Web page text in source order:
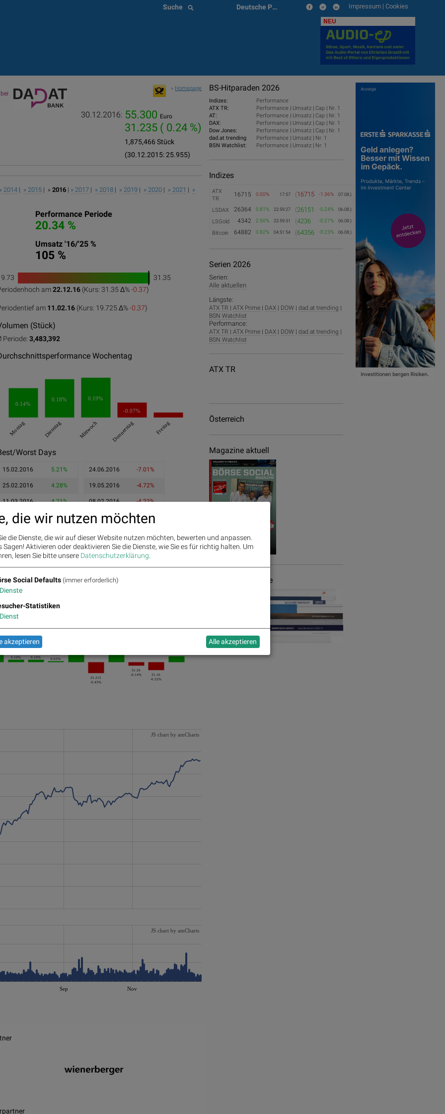
Suche Deutsche Post Impressum | Cookies
NEU
» Homepage
30.12.2016: 55.300 Euro
31.235 ( 0.24 %)
1,875,466 Stück
(30.12.2015: 25.955)
» 2014 | » 2015 | » 2016 | » 2017 | » 2018 | » 2019 | » 2020 | » 2021 | »
Performance Periode
20.34 %
Umsatz '16/'25 %
105 %
1
50 100
31.35
am22.12.16 (Kurs: 31.35 Δ%-0.37)
am 11.02.16 (Kurs: 19.725 Δ%-0.37)
(Stück)
Periode:3,483,392
Wochentag
0.14%
0.18% 0.19%
-0.07%
Montag Dienstag Mittwoch Donnerstag Freitag
Worst Days
15.02.2016 5.21%
25.02.2016 4.28%
11.03.2016 4.21%
24.06.2016 -7.01%
19.05.2016 -4.72%
08.02.2016 -4.22%
0.10%
0.10%
31.19
0.03%
31.215
-0.43%
31.26
-0.14%
31.16
-0.32%
JS chart by amCharts
Sep Nov
JS chart by amCharts
BS-Hitparaden 2026
Indizes:
Performance
ATX TR:
Performance | Umsatz |Cap | Nr. 1
AT:
Performance | Umsatz |Cap | Nr. 1
DAX:
Performance | Umsatz |Cap | Nr. 1
Dow Jones:
Performance | Umsatz |Cap | Nr. 1
dad.at trending
Performance | Umsatz | Nr. 1
BSN Watchlist:
Performance | Umsatz | Nr. 1
Indizes
ATX
TR
16715 0.00% 17:57 (16715 -1.36% 07.08.)
LSDAX 26364 0.81% 22:59:27 (26151 -0.24% 06.08.)
LSGold 4342 2.50% 22:59:31 (4236 -0.27% 06.08.)
Bitcoin 64882 0.82% 04:51:54 (64356 -0.23% 06.08.)
Serien 2026
Serien:
Alle aktuellen
Längste:
ATX TR |ATX Prime | DAX | DOW |dad.at trending |
BSN Watchlist
Performance:
ATX TR |ATX Prime | DAX | DOW |dad.at trending |
BSN Watchlist
ATX TR
Österreich
Magazine aktuell
Geschäftsberichte
die wir nutzen möchten
die Dienste, die wir auf dieser Website nutzen möchten, bewerten und anpassen.
Sagen! Aktivieren oder deaktivieren Sie die Dienste, wie Sie es für richtig halten. Um
lesen Sie bitte unsere Datenschutzerklärung
Social Defaults (immer erforderlich)
Dienste
Statistiken
Dienst
akzeptieren Alle akzeptieren